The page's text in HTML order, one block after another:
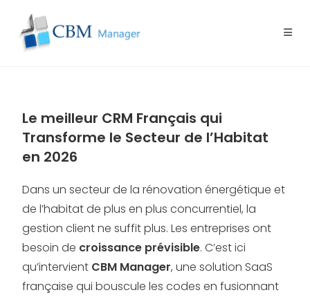
Le meilleur CRM Français qui
Transforme le Secteur de l’Habitat
en 2026
Dans un secteur de la rénovation énergétique et
de l’habitat de plus en plus concurrentiel, la
gestion client ne suffit plus. Les entreprises ont
besoin de croissance prévisible. C’est ici
qu’intervient CBM Manager, une solution SaaS
française qui bouscule les codes en fusionnant